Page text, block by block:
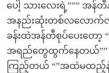
ပေါ့ သားလေးရဲ့””” အန်
အနည်းဆုံးတစ်လလောက်လိုး
ခန်းထဲအန်တီစုပ်ပေးတော့
အရည်တွေထွက်နေတယ်””
ကြည့်တယ် “”အထဲမထည့်နဲ့တ